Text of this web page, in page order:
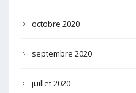
octobre 2020
septembre 2020
juillet 2020